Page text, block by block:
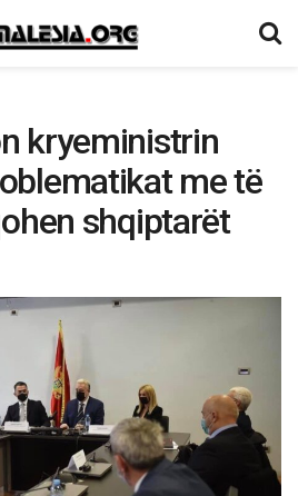
kryeministrin
me të
shqiptarët